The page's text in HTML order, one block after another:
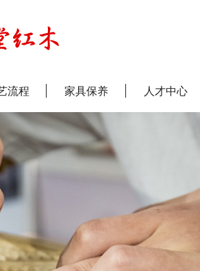
流程 家具保养 人才中心